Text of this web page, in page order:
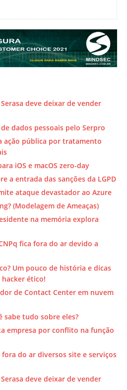
deve deixar de vender
dados pessoais pelo Serpro
ação pública por tratamento
iOS e macOS zero-day
a entrada das sanções da LGPD
ataque devastador ao Azure
(Modelagem de Ameaças)
na memória explora
fica fora do ar devido a
Um pouco de história e dicas
ético!
de Contact Center em nuvem
sabe tudo sobre eles?
empresa por conflito na função
fora do ar diversos site e serviços
deve deixar de vender